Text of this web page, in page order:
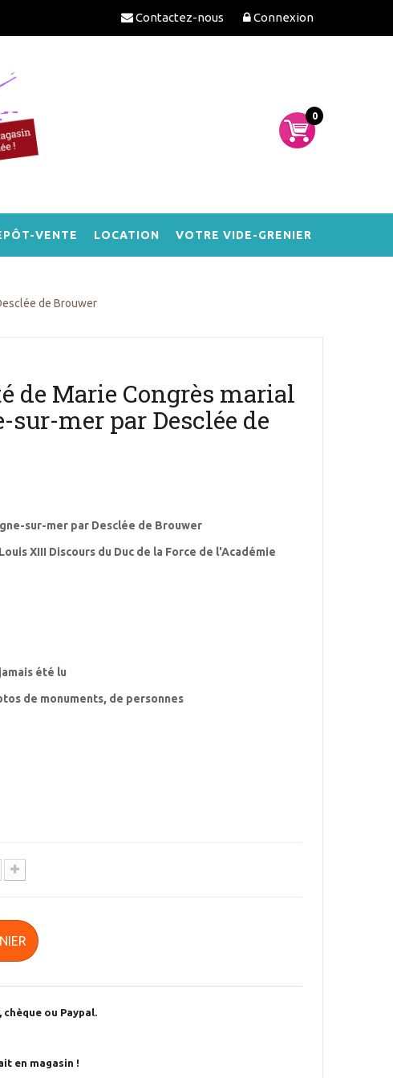
Connexion
Contactez-nous
0
VENTE LOCATION VOTRE VIDE-GRENIER
de Brouwer
de Marie Congrès marial
sur-mer par Desclée de
sur-mer par Desclée de Brouwer
XIII Discours du Duc de la Force de l'Académie
été lu
de monuments, de personnes
chèque ou Paypal.
en magasin !